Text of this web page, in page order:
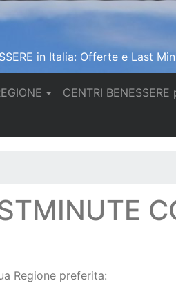
in Italia: Offerte e Last
CENTRI BENESSERE
Regione preferita: